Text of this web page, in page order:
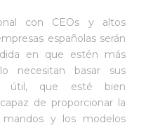
con CEOs y altos
españolas serán
en que estén más
necesitan basar sus
útil, que esté bien
de proporcionar la
y los modelos